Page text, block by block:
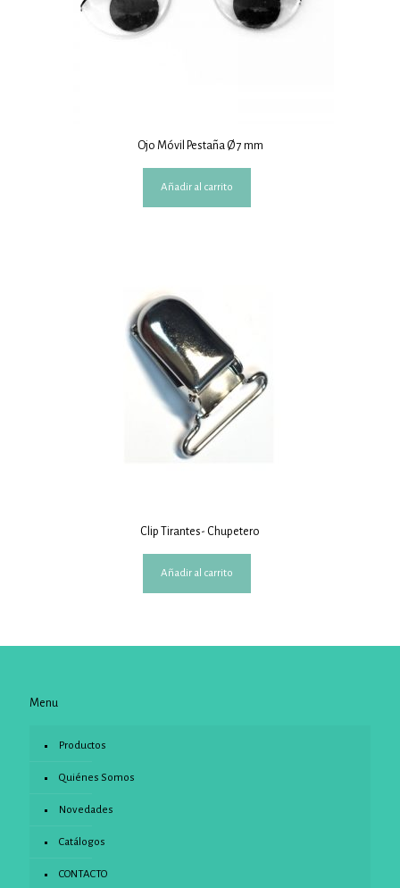
Ojo Móvil Pestaña Ø 7 mm
Añadir al carrito
Clip Tirantes- Chupetero
Añadir al carrito
Menu
Productos
Quiénes Somos
Novedades
Catálogos
CONTACTO